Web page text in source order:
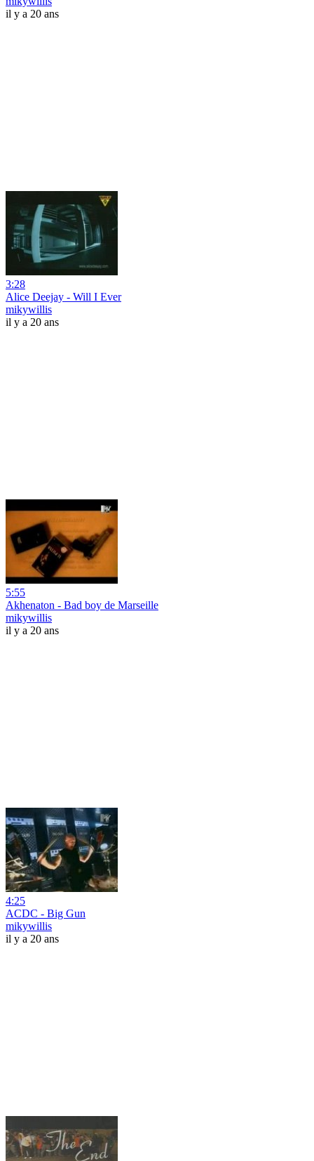
il y a 20 ans
3:28
Alice Deejay - Will I Ever
mikywillis
il y a 20 ans
5:55
Akhenaton - Bad boy de Marseille
mikywillis
il y a 20 ans
4:25
ACDC - Big Gun
mikywillis
il y a 20 ans